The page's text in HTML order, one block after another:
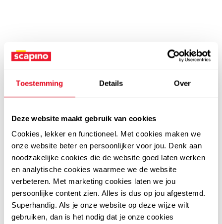
Toestemming Details Over
Deze website maakt gebruik van cookies
Cookies, lekker en functioneel. Met cookies maken we
onze website beter en persoonlijker voor jou. Denk aan
noodzakelijke cookies die de website goed laten werken
en analytische cookies waarmee we de website
verbeteren. Met marketing cookies laten we jou
persoonlijke content zien. Alles is dus op jou afgestemd.
Superhandig. Als je onze website op deze wijze wilt
gebruiken, dan is het nodig dat je onze cookies